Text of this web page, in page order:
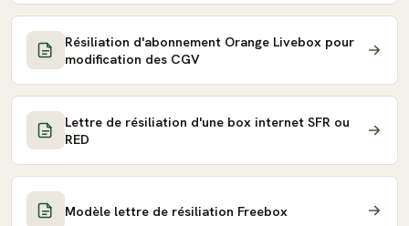
Résiliation d'abonnement Orange Livebox pour
modification des CGV
Lettre de résiliation d'une box internet SFR ou
RED
Modèle lettre de résiliation Freebox